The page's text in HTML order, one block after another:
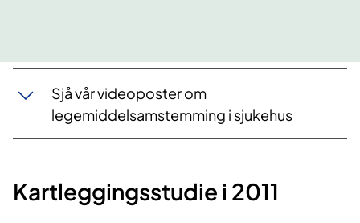
Sjå vår videoposter om
legemiddelsamstemming i sjukehus
Kartleggingsstudie i 2011